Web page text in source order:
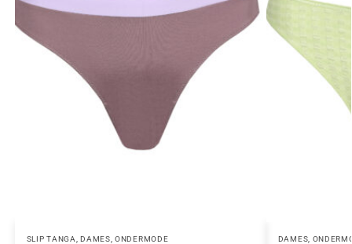
SLIP TANGA ,DAMES ,ONDERMODE DAMES